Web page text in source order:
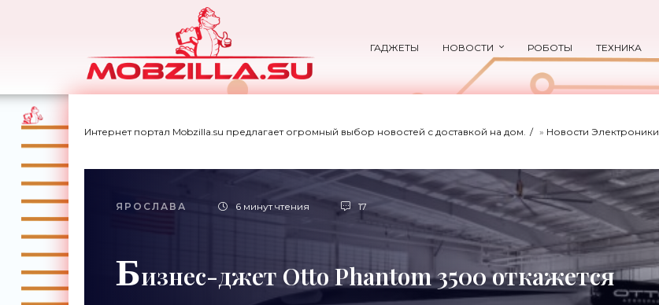
ГАДЖЕТЫ НОВОСТИ РОБОТЫ ТЕХНИКА
Интернет портал Mobzilla.su предлагает огромный выбор новостей с доставкой на дом. » Новости Электроники
ЯРОСЛАВА 6 минут чтения 17
Бизнес-джет Otto Phantom 3500 откажется